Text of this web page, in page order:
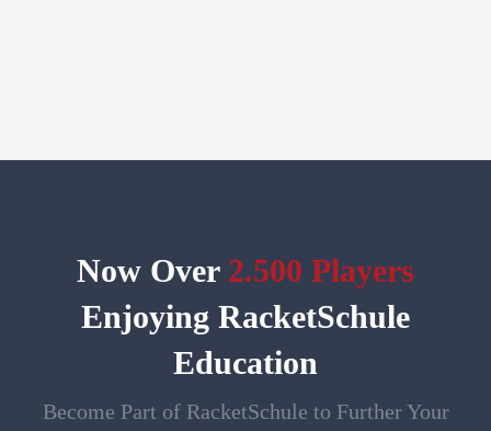
Now Over 2.500 Players
Enjoying RacketSchule
Education
Become Part of RacketSchule to Further Your